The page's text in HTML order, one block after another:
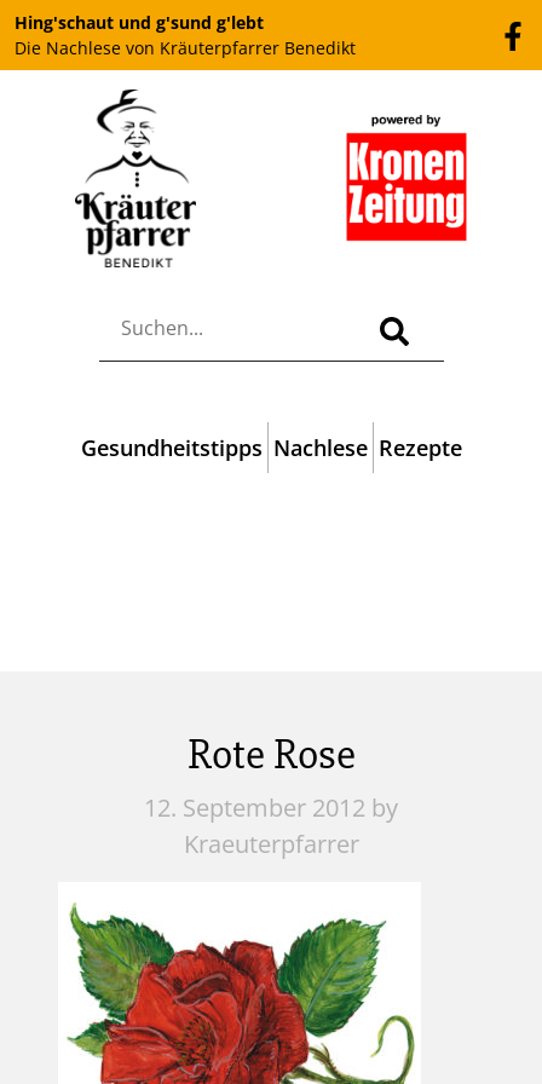
Hing'schaut und g'sund g'lebt
Die Nachlese von Kräuterpfarrer Benedikt
Gesundheitstipps Nachlese Rezepte
Rote Rose
12. September 2012 by
Kraeuterpfarrer